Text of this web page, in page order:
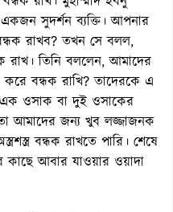
সুদর্শন ব্যক্তি। আপনার
রাখব? তখন সে বলল,
রাখ। তিনি বললেন, আমাদের
বন্ধক রাখি? তাদেরকে এ
এক ওসাক বা দুই ওসাকের
আমাদের জন্য খুব লজ্জাজনক
বন্ধক রাখতে পারি। শেষে
কাছে আবার যাওয়ার ওয়াদা